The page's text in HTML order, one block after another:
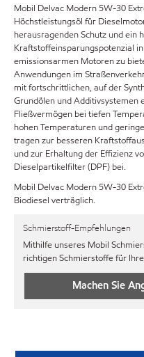
Mobil Delvac Modern 5W-30
Höchstleistungsöl für
herausragenden Schutz und ein
Kraftstoffeinsparungspotenzial
emissionsarmen Motoren zu
Anwendungen im
mit fortschrittlichen, auf der
Grundölen und Additivsystemen
Fließvermögen bei tiefen
hohen Temperaturen und
tragen zur besseren
und zur Erhaltung der Effizienz
Dieselpartikelfilter (DPF) bei.
Mobil Delvac Modern 5W-30
Biodiesel verträglich.
Schmierstoff-Empfehlungen
Mithilfe unseres Mobil
richtigen Schmierstoffe für
Machen Sie